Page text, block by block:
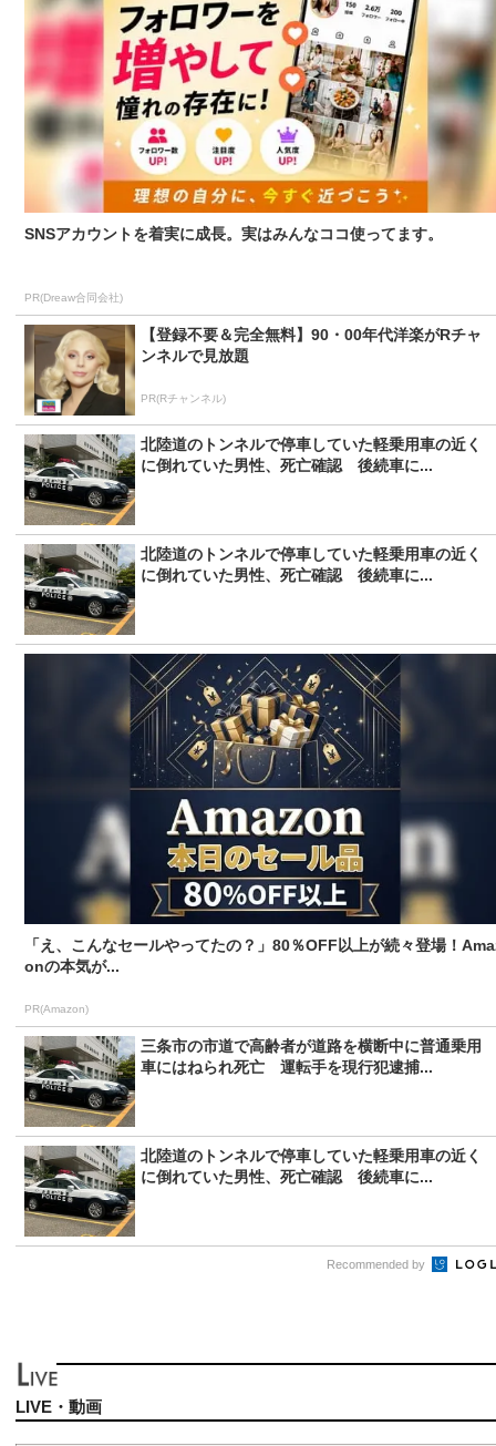
SNSアカウントを着実に成長。実はみんなココ使ってます。
PR(Dreaw合同会社)
【登録不要＆完全無料】90・00年代洋楽がRチャ
ンネルで見放題
PR(Rチャンネル)
北陸道のトンネルで停車していた軽乗用車の近く
に倒れていた男性、死亡確認 後続車に...
北陸道のトンネルで停車していた軽乗用車の近く
に倒れていた男性、死亡確認 後続車に...
「え、こんなセールやってたの？」80％OFF以上が続々登場！
onの本気が...
PR(Amazon)
三条市の市道で高齢者が道路を横断中に普通乗用
車にはねられ死亡 運転手を現行犯逮捕...
北陸道のトンネルで停車していた軽乗用車の近く
に倒れていた男性、死亡確認 後続車に...
Recommended by
LIVE・動画